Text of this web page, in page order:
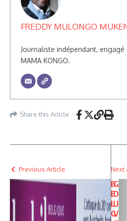
FREDDY MULONGO
Journaliste indépendant,
MAMA KONGO.
Share this Article
Previous Article
B
E
L
G
Next
G
O
U
V